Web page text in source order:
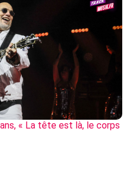
« La tête est là, le corps